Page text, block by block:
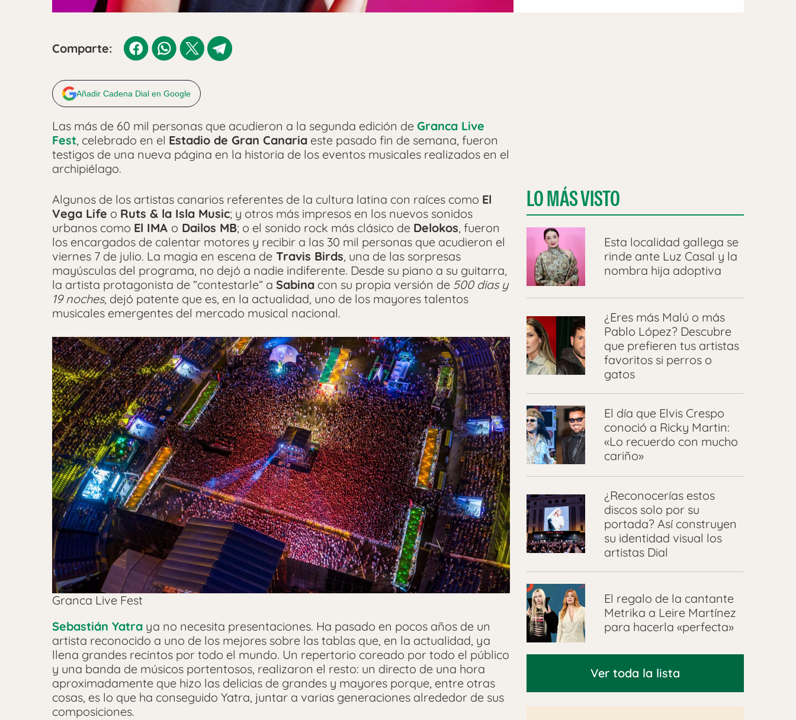
Comparte:
Añadir Cadena Dial en Google
Las más de 60 mil personas que acudieron a la segunda edición de Granca Live
Fest, celebrado en el Estadio de Gran Canaria este pasado fin de semana, fueron
testigos de una nueva página en la historia de los eventos musicales realizados en el
archipiélago.
Algunos de los artistas canarios referentes de la cultura latina con raíces como El
Vega Life o Ruts & la Isla Music; y otros más impresos en los nuevos sonidos
urbanos como El IMA o Dailos MB; o el sonido rock más clásico de Delokos, fueron
los encargados de calentar motores y recibir a las 30 mil personas que acudieron el
viernes 7 de julio. La magia en escena de Travis Birds, una de las sorpresas
mayúsculas del programa, no dejó a nadie indiferente. Desde su piano a su guitarra,
la artista protagonista de ”contestarle” a Sabina con su propia versión de 500 dias y
19 noches, dejó patente que es, en la actualidad, uno de los mayores talentos
musicales emergentes del mercado musical nacional.
Granca Live Fest
Sebastián Yatra ya no necesita presentaciones. Ha pasado en pocos años de un
artista reconocido a uno de los mejores sobre las tablas que, en la actualidad, ya
llena grandes recintos por todo el mundo. Un repertorio coreado por todo el público
y una banda de músicos portentosos, realizaron el resto: un directo de una hora
aproximadamente que hizo las delicias de grandes y mayores porque, entre otras
cosas, es lo que ha conseguido Yatra, juntar a varias generaciones alrededor de sus
composiciones.
LO MÁS VISTO
Esta localidad gallega se
rinde ante Luz Casal y la
nombra hija adoptiva
¿Eres más Malú o más
Pablo López? Descubre
que prefieren tus artistas
favoritos si perros o
gatos
El día que Elvis Crespo
conoció a Ricky Martin:
«Lo recuerdo con mucho
cariño»
¿Reconocerías estos
discos solo por su
portada? Así construyen
su identidad visual los
artistas Dial
El regalo de la cantante
Metrika a Leire Martínez
para hacerla «perfecta»
Ver toda la lista